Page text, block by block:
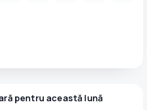
pentru această lună